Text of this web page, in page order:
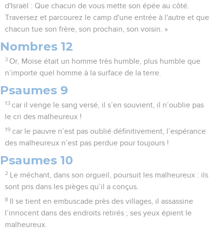
d'Israël : Que chacun de vous mette son épée au côté.
Traversez et parcourez le camp d'une entrée à l'autre et que
chacun tue son frère, son prochain, son voisin. »
Nombres 12
3 Or, Moïse était un homme très humble, plus humble que
n’importe quel homme à la surface de la terre.
Psaumes 9
13 car il venge le sang versé, il s’en souvient, il n’oublie pas
le cri des malheureux !
19 car le pauvre n’est pas oublié définitivement, l’espérance
des malheureux n’est pas perdue pour toujours !
Psaumes 10
2
Le méchant, dans son orgueil, poursuit les malheureux : ils
sont pris dans les pièges qu’il a conçus.
8
Il se tient en embuscade près des villages, il assassine
l’innocent dans des endroits retirés ; ses yeux épient le
malheureux.